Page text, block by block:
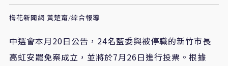
梅花新聞網 黃楚甯/綜合報導
中選會本月20日公告，24名藍委與被停職的新竹市長
高虹安罷免案成立，並將於7月26日進行投票。根據